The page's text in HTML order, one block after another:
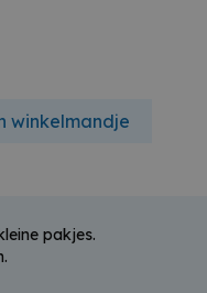
winkelmandje
pakjes.